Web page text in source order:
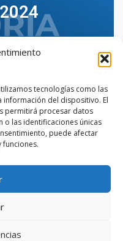
tecnologías como las
información del dispositivo. El
permitirá procesar datos
las identificaciones únicas
puede afectar
funciones.
Territorial de